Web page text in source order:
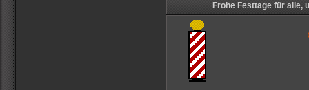
Frohe Festtage für alle,